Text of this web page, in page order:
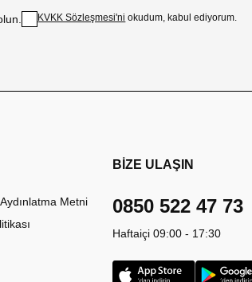
KVKK Sözleşmesi'ni okudum, kabul ediyorum.
Metni
BİZE ULAŞIN
0850 522 47 73
Haftaiçi 09:00 - 17:30